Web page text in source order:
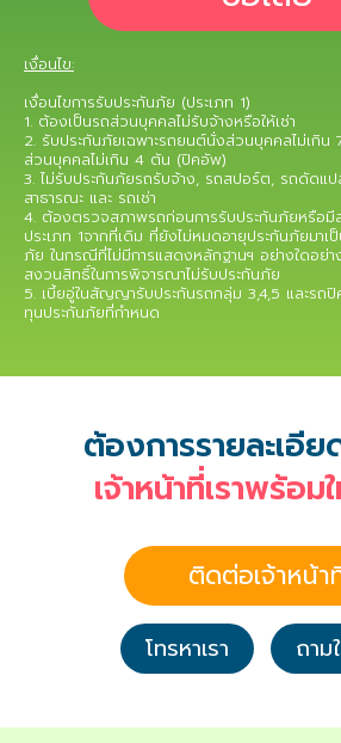
เงื่อนไข:
เงื่อนไขการรับประกันภัย (ประเภท 1)
1. ต้องเป็นรถส่วนบุคคลไม่รับจ้างหรือให้เช่า
2. รับประกันภัยเฉพาะรถยนต์นั่งส่วนบุคคลไม่เกิ
ส่วนบุคคลไม่เกิน 4 ตัน (ปิคอัพ)
3. ไม่รับประกันภัยรถรับจ้าง, รถสปอร์ต, รถดัดแ
สาธารณะ และ รถเช่า
4. ต้องตรวจสภาพรถก่อนการรับประกันภัยหรือมี
ประเภท 1จากที่เดิม ที่ยังไม่หมดอายุประกันภัยมาเ
ภัย ในกรณีที่ไม่มีการแสดงหลักฐานฯ อย่างใดอย่
สงวนสิทธิ์ในการพิจารณาไม่รับประกันภัย
5. เบี้ยอู่ในสัญญารับประกันรถกลุ่ม 3,4,5 และรถ
ทุนประกันภัยที่กำหนด
ต้องการรายละเอีย
เจ้าหน้าที่เราพร้อม
ติดต่อเจ้าหน้า
โทรหาเรา ถาม